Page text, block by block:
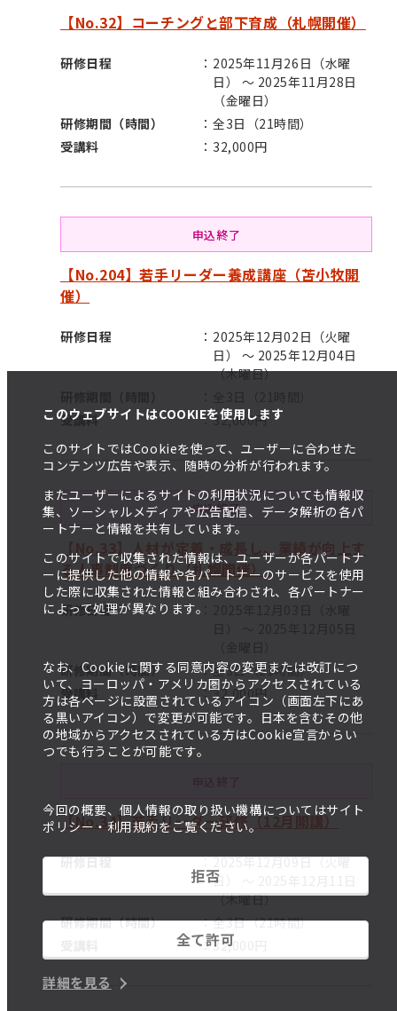
このウェブサイトはCOOKIEを使用します
このサイトではCookieを使って、ユーザーに合わせた
コンテンツ広告や表示、随時の分析が行われます。
またユーザーによるサイトの利用状況についても情報収
集、ソーシャルメディアや広告配信、データ解析の各パ
ートナーと情報を共有しています。
このサイトで収集された情報は、ユーザーが各パートナ
ーに提供した他の情報や各パートナーのサービスを使用
した際に収集された情報と組み合わされ、各パートナー
によって処理が異なります。
なお、Cookieに関する同意内容の変更または改訂につ
いて、ヨーロッパ・アメリカ圏からアクセスされている
方は各ページに設置されているアイコン（画面左下にあ
る黒いアイコン）で変更が可能です。日本を含むその他
の地域からアクセスされている方はCookie宣言からい
つでも行うことが可能です。
今回の概要、個人情報の取り扱い機構についてはサイト
ポリシー・利用規約をご覧ください。
拒否
全て許可
詳細を見る
【No.32】コーチングと部下育成（札幌開催）
研修日程
2025年11月26日（水曜
日） ～ 2025年11月28日
（金曜日）
研修期間（時間）
全3日（21時間）
受講料
32,000円
申込終了
【No.204】若手リーダー養成講座（苫小牧開
催）
研修日程
2025年12月02日（火曜
日） ～ 2025年12月04日
（木曜日）
受講料
32,000円
申込終了
【No.33】人材が定着・成長し、業績が向上す
る人事制度づくり（札幌開催）
研修日程
研修期間（時間）
全3日（21時間）
受講料
32,000円
申込終了
【No.34】若手リーダー研修（12月開講）
研修日程
2025年12月09日（火曜
日） ～ 2025年12月11日
（木曜日）
研修期間（時間）
全3日（21時間）
32,000円